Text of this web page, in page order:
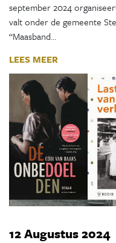
september 2024
valt onder de gemeente
“Maasband…
LEES MEER
12 Augustus 2024